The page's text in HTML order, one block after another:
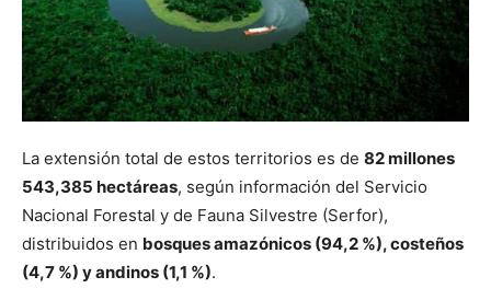
La extensión total de estos territorios es de 82 millones
543,385 hectáreas, según información del Servicio
Nacional Forestal y de Fauna Silvestre (Serfor),
distribuidos en bosques amazónicos (94,2 %), costeños
(4,7 %) y andinos (1,1 %).